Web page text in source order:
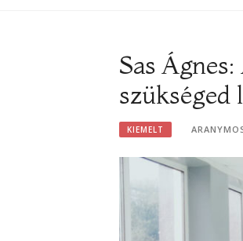
Sas
szükséged
KIEMELT